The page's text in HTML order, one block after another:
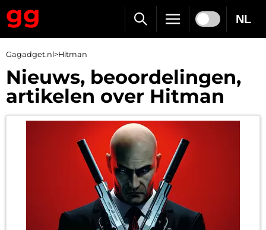
NL
Gagadget.nl>Hitman
Nieuws, beoordelingen,
artikelen over Hitman